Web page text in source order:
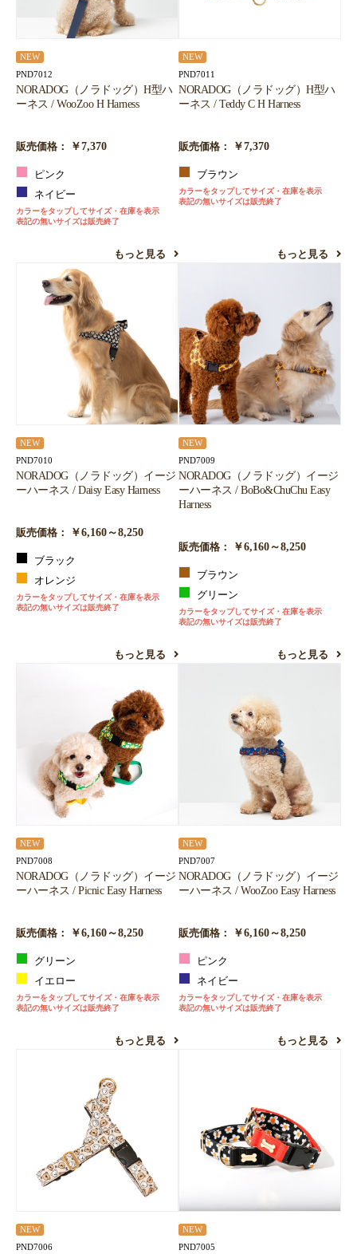
NEW
PND7012
NORADOG（ノラドッグ）H型ハ
ーネス / WooZoo H Harness
販売価格： ￥7,370
ピンク
ネイビー
カラーをタップしてサイズ・在庫を表示
表記の無いサイズは販売終了
もっと見る
NEW
PND7011
NORADOG（ノラドッグ）H型ハ
ーネス / Teddy C H Harness
販売価格： ￥7,370
ブラウン
カラーをタップしてサイズ・在庫を表示
表記の無いサイズは販売終了
もっと見る
NEW
PND7010
NORADOG（ノラドッグ）イージ
ーハーネス / Daisy Easy Harness
販売価格： ￥6,160～8,250
ブラック
オレンジ
カラーをタップしてサイズ・在庫を表示
表記の無いサイズは販売終了
もっと見る
NEW
PND7009
NORADOG（ノラドッグ）イージ
ーハーネス / BoBo&ChuChu Easy
Harness
販売価格： ￥6,160～8,250
ブラウン
グリーン
カラーをタップしてサイズ・在庫を表示
表記の無いサイズは販売終了
もっと見る
NEW
PND7008
NORADOG（ノラドッグ）イージ
ーハーネス / Picnic Easy Harness
販売価格： ￥6,160～8,250
グリーン
イエロー
カラーをタップしてサイズ・在庫を表示
表記の無いサイズは販売終了
もっと見る
NEW
PND7007
NORADOG（ノラドッグ）イージ
ーハーネス / WooZoo Easy Harness
販売価格： ￥6,160～8,250
ピンク
ネイビー
カラーをタップしてサイズ・在庫を表示
表記の無いサイズは販売終了
もっと見る
NEW
PND7006
NEW
PND7005